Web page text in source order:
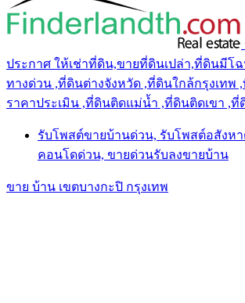
ประกาศ ให้เช่าที่ดิน,ขายที่ดินเปล่า,ที่ดินมีโ
ทางด่วน ,ที่ดินต่างจังหวัด ,ที่ดินใกล้กรุงเทพ
ราคาประเมิน ,ที่ดินติดแม่น้ำ ,ที่ดินติดเขา ,
รับโพสต์ขายบ้านด่วน, รับโพสต์อสังห
คอนโดด่วน, ขายด่วนรับลงขายบ้าน
ขาย บ้าน เขตบางกะปิ กรุงเทพ